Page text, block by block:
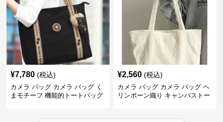
¥7,780 (税込)
カメラ バッグ カメラ バッグ く
まモチーフ 機能的トートバッグ
¥2,560 (税込)
カメラ バッグ カメラ バッグ ヘ
リンボーン織り キャンバストー